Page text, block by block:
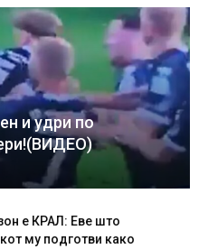
и удри по
е КРАЛ: Еве што
му подготви како